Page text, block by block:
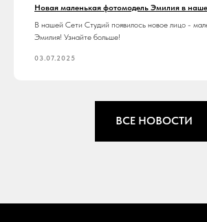
Новая маленькая фотомодель Эмилия в
В нашей Сети Студий появилось новое лицо -
Эмилия! Узнайте больше!
03.07.2025
ВСЕ НОВОСТИ